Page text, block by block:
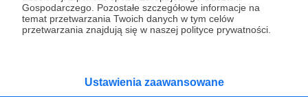
Gospodarczego. Pozostałe szczegółowe informacje na
temat przetwarzania Twoich danych w tym celów
przetwarzania znajdują się w naszej polityce prywatności.
Ustawienia zaawansowane
zmieniona w ustawieniach konta.